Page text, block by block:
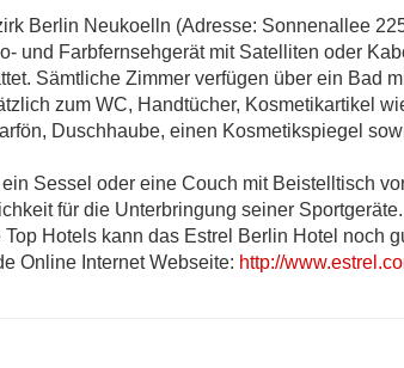
Berlin Neukoelln (Adresse: Sonnenallee
und Farbfernsehgerät mit Satelliten oder
Sämtliche Zimmer verfügen über ein Bad
zum WC, Handtücher, Kosmetikartikel
Duschhaube, einen Kosmetikspiegel
Sessel oder eine Couch mit Beistelltisch
für die Unterbringung seiner Sportgeräte.
Hotels kann das Estrel Berlin Hotel noch
Online Internet Webseite: http://